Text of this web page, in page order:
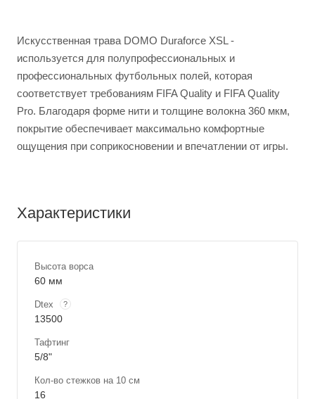
Искусственная трава DOMO Duraforce XSL -
используется для полупрофессиональных и
профессиональных футбольных полей, которая
соответствует требованиям FIFA Quality и FIFA Quality
Pro. Благодаря форме нити и толщине волокна 360 мкм,
покрытие обеспечивает максимально комфортные
ощущения при соприкосновении и впечатлении от игры.
Характеристики
Высота ворса
60 мм
Dtex ?
13500
Тафтинг
5/8"
Кол-во стежков на 10 см
16